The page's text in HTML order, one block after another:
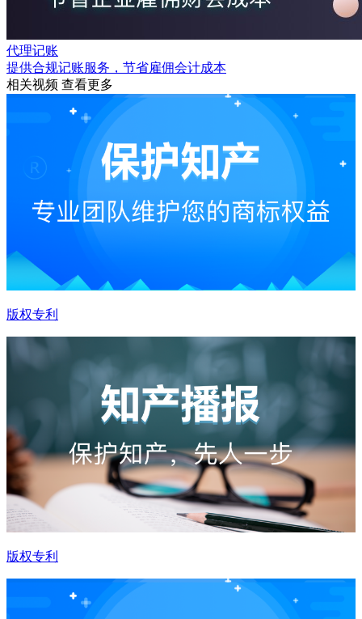
代理记账
提供合规记账服务，节省雇佣会计成本
相关视频 查看更多
版权专利
版权专利